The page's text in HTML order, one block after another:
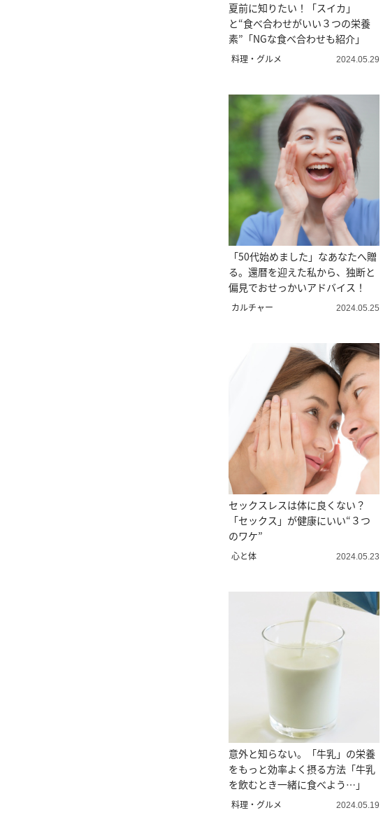
夏前に知りたい！「スイカ」
と“食べ合わせがいい３つの栄養
素”「NGな食べ合わせも紹介」
料理・グルメ 2024.05.29
「50代始めました」なあなたへ贈
る。還暦を迎えた私から、独断と
偏見でおせっかいアドバイス！
カルチャー 2024.05.25
セックスレスは体に良くない？
「セックス」が健康にいい“３つ
のワケ”
心と体 2024.05.23
意外と知らない。「牛乳」の栄養
をもっと効率よく摂る方法「牛乳
を飲むとき一緒に食べよう…」
料理・グルメ 2024.05.19